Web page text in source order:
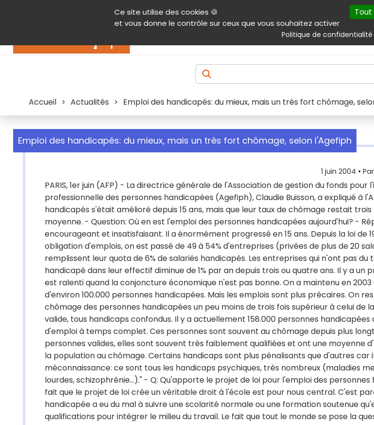
Ce site utilise des cookies 🍪
et vous donne le contrôle sur ceux que vous souhaitez activer
Politique de confidentialité
Contenu Aide et accessibilité Menu principal Autres
Produits & services Emploi
Accueil > Actualités > Emploi des handicapés: du mieux, mais un très fort chômage,
Emploi des handicapés: du mieux, mais un très fort chômage, selon l'Agefiph
1 juin 2004 • Par
PARIS, 1er juin (AFP) - La directrice générale de l'Association de gestion du fonds pour
professionnelle des personnes handicapées (Agefiph), Claudie Buisson, a expliqué à
handicapés s'était amélioré depuis 15 ans, mais que leur taux de chômage restait
moyenne. - Question: Où en est l'emploi des personnes handicapées aujourd'hui? -
encourageant et insatisfaisant. Il a énormément progressé en 15 ans. Depuis la loi de
obligation d'emplois, on est passé de 49 à 54% d'entreprises (privées de plus de 20
remplissent leur quota de 6% de salariés handicapés. Les entreprises qui n'ont pas
handicapé dans leur effectif diminue de 1% par an depuis trois ou quatre ans. Il y a un
est ralenti quand la conjoncture économique n'est pas bonne. On a maintenu en
d'environ 100.000 personnes handicapées. Mais les emplois sont plus précaires. On
chômage des personnes handicapées un peu moins de trois fois supérieur à celui de
valide, tous handicaps confondus. Il y a actuellement 158.000 personnes handicapées
d'emploi à temps complet. Ces personnes sont souvent au chômage depuis plus
personnes valides, elles sont souvent très faiblement qualifiées et ont une moyenne
la population au chômage. Certains handicaps sont plus pénalisants que d'autres car
méconnaissance: ce sont tous les handicaps psychiques, très nombreux (maladies
lourdes, schizophrénie...)." - Q: Qu'apporte le projet de loi pour l'emploi des personnes
fait que le projet de loi crée un véritable droit à l'école est pour nous central. C'est
handicapée a eu du mal à suivre une scolarité normale ou une formation soutenue
qualifications pour intégrer le milieu du travail. Le fait que tout le monde se pose la